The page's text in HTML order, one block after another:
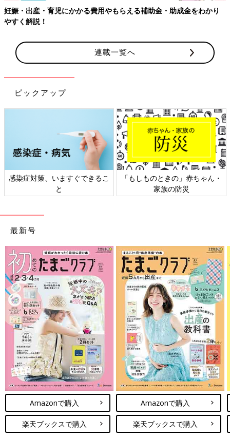
妊娠・出産・育児にかかる費用やもらえる補助金・助成金をわかり
やすく解説！
連載一覧へ
ピックアップ
感染症対策、いますぐできるこ
と
「もしものときの」赤ちゃん・
家族の防災
最新号
Amazonで購入
楽天ブックスで購入
Amazonで購入
楽天ブックスで購入